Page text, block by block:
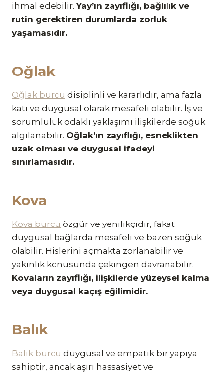
ihmal edebilir.Yay’ın zayıflığı, bağlılık ve
rutin gerektiren durumlarda zorluk
yaşamasıdır.
Oğlak
Oğlak burcu disiplinli ve kararlıdır, ama fazla
katı ve duygusal olarak mesafeli olabilir. İş ve
sorumluluk odaklı yaklaşımı ilişkilerde soğuk
algılanabilir. Oğlak’ın zayıflığı, esneklikten
uzak olması ve duygusal ifadeyi
sınırlamasıdır.
Kova
Kova burcu özgür ve yenilikçidir, fakat
duygusal bağlarda mesafeli ve bazen soğuk
olabilir. Hislerini açmakta zorlanabilir ve
yakınlık konusunda çekingen davranabilir.
Kovaların zayıflığı, ilişkilerde yüzeysel kalma
veya duygusal kaçış eğilimidir.
Balık
Balık burcu duygusal ve empatik bir yapıya
sahiptir, ancak aşırı hassasiyet ve